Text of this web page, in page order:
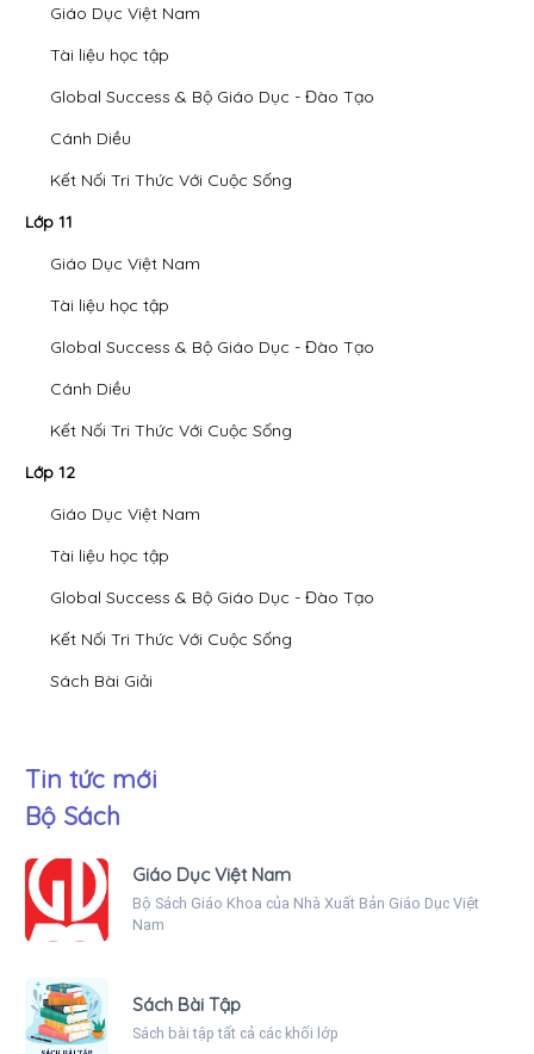
Giáo Dục Việt Nam
Tài liệu học tập
Global Success & Bộ Giáo Dục - Đào Tạo
Cánh Diều
Kết Nối Tri Thức Với Cuộc Sống
Lớp 11
Giáo Dục Việt Nam
Tài liệu học tập
Global Success & Bộ Giáo Dục - Đào Tạo
Cánh Diều
Kết Nối Tri Thức Với Cuộc Sống
Lớp 12
Giáo Dục Việt Nam
Tài liệu học tập
Global Success & Bộ Giáo Dục - Đào Tạo
Kết Nối Tri Thức Với Cuộc Sống
Sách Bài Giải
Tin tức mới
Bộ Sách
Giáo Dục Việt Nam
Bộ Sách Giáo Khoa của Nhà Xuất Bản Giáo Dục Việt
Nam
Sách Bài Tập
Sách bài tập tất cả các khối lớp